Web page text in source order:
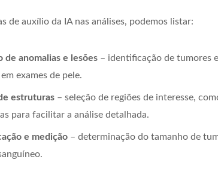
de auxílio da IA nas análises, podemos listar:
de anomalias e lesões – identificação de tumores
exames de pele.
estruturas – seleção de regiões de interesse,
para facilitar a análise detalhada.
e medição – determinação do tamanho de